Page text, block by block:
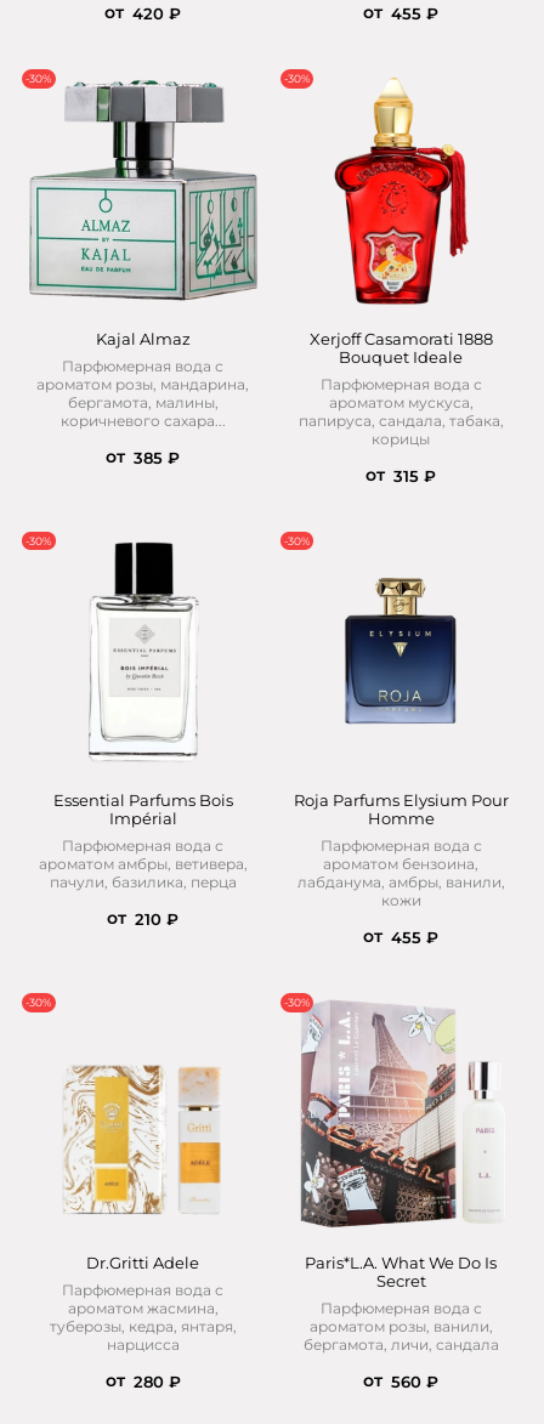
от 420 ₽ от 455 ₽
-30%
Kajal Almaz
Парфюмерная вода с
ароматом розы, мандарина,
бергамота, малины,
коричневого сахара...
от 385 ₽
-30%
Xerjoff Casamorati 1888
Bouquet Ideale
Парфюмерная вода с
ароматом мускуса,
папируса, сандала, табака,
корицы
от 315 ₽
-30%
Essential Parfums Bois
Impérial
Парфюмерная вода с
ароматом амбры, ветивера,
пачули, базилика, перца
от 210 ₽
-30%
Roja Parfums Elysium Pour
Homme
Парфюмерная вода с
ароматом бензоина,
лабданума, амбры, ванили,
кожи
от 455 ₽
-30%
Dr.Gritti Adele
Парфюмерная вода с
ароматом жасмина,
туберозы, кедра, янтаря,
нарцисса
от 280 ₽
-30%
Paris*L.A. What We Do Is
Secret
Парфюмерная вода с
ароматом розы, ванили,
бергамота, личи, сандала
от 560 ₽